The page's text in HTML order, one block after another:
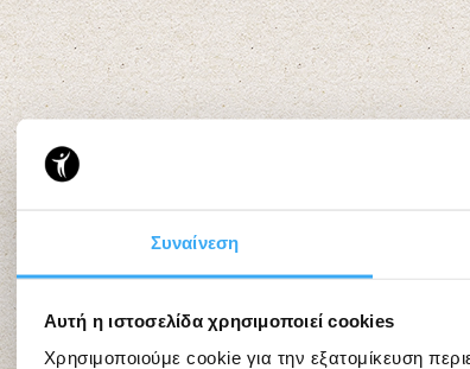
Συναίνεση
Αυτή η ιστοσελίδα χρησιμοποιεί cookies
Χρησιμοποιούμε cookie για την εξατομίκευση